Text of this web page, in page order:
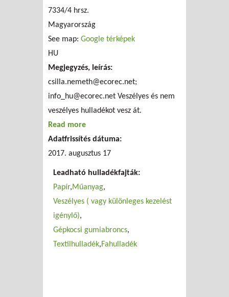
7334/4 hrsz.
Magyarország
See map: Google térképek
HU
Megjegyzés, leírás:
csilla.nemeth@ecorec.net;
info_hu@ecorec.net Veszélyes és nem
veszélyes hulladékot vesz át.
Read more
Adatfrissítés dátuma:
2017. augusztus 17
Leadható hulladékfajták:
Papír Műanyag
Veszélyes ( vagy különleges kezelést
igénylő)
Gépkocsi gumiabroncs
Textilhulladék Fahulladék